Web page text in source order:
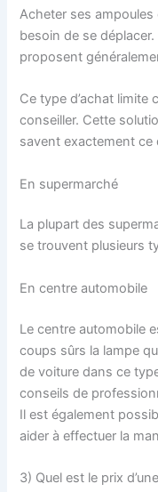
Acheter ses ampoules
besoin de se
proposent
Ce type d’achat limite
conseiller. Cette
savent exactement ce
En supermarché
La plupart des
se trouvent plusieurs
En centre automobile
Le centre automobile
coups sûrs la lampe
de voiture dans ce
conseils de
Il est également
aider à effectuer la
3) Quel est le prix